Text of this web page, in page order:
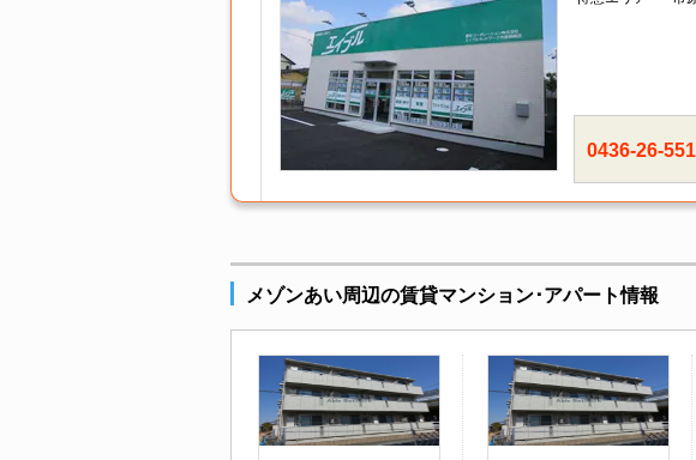
0436-26-
メゾンあい周辺の賃貸マンション･アパート情報